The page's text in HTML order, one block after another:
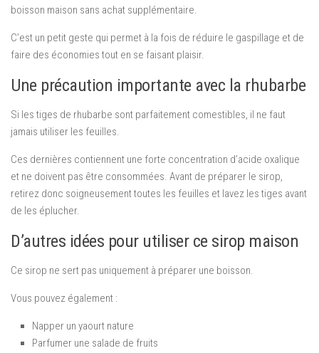
boisson maison sans achat supplémentaire.
C’est un petit geste qui permet à la fois de réduire le gaspillage et de
faire des économies tout en se faisant plaisir.
Une précaution importante avec la rhubarbe
Si les tiges de rhubarbe sont parfaitement comestibles, il ne faut
jamais utiliser les feuilles.
Ces dernières contiennent une forte concentration d’acide oxalique
et ne doivent pas être consommées. Avant de préparer le sirop,
retirez donc soigneusement toutes les feuilles et lavez les tiges avant
de les éplucher.
D’autres idées pour utiliser ce sirop maison
Ce sirop ne sert pas uniquement à préparer une boisson.
Vous pouvez également :
Napper un yaourt nature
Parfumer une salade de fruits